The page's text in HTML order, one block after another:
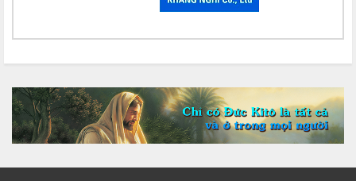
Chúc mừng bổn mạng Chị Maria Trần Thị Công Anh 15/08
Chúc mừng bổn mạng Chị Maria Đỗ Thị Tâm 15/08
Chúc mừng bổn mạng Chị Maria Lương Thị Hồng 15/08
Chúc mừng bổn mạng Chị Maria Ngô Thị Yến 15/08